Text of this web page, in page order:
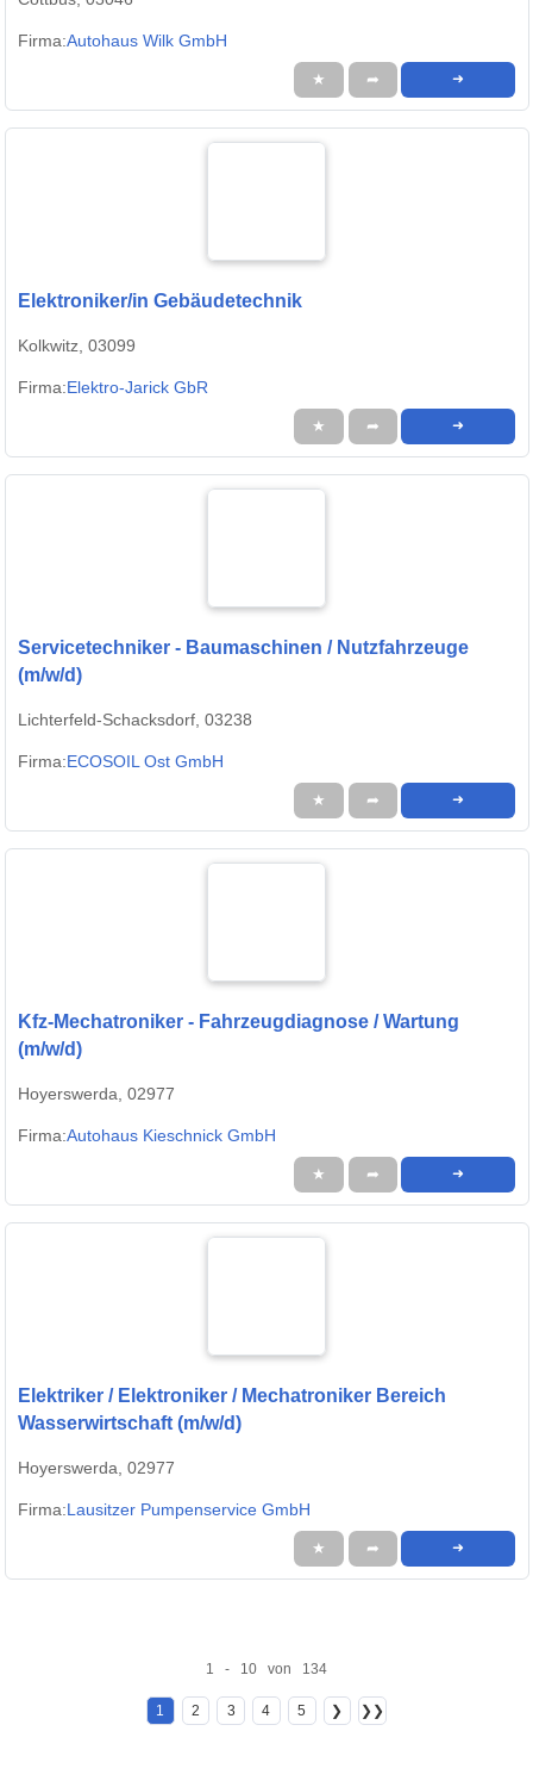
Firma:Autohaus Wilk GmbH
★ ➦ ➜
Elektroniker/in Gebäudetechnik
Kolkwitz, 03099
Firma:Elektro-Jarick GbR
★ ➦ ➜
Servicetechniker - Baumaschinen / Nutzfahrzeuge
(m/w/d)
Lichterfeld-Schacksdorf, 03238
Firma:ECOSOIL Ost GmbH
★ ➦ ➜
Kfz-Mechatroniker - Fahrzeugdiagnose / Wartung
(m/w/d)
Hoyerswerda, 02977
Firma:Autohaus Kieschnick GmbH
★ ➦ ➜
Elektriker / Elektroniker / Mechatroniker Bereich
Wasserwirtschaft (m/w/d)
Hoyerswerda, 02977
Firma:Lausitzer Pumpenservice GmbH
★ ➦ ➜
1 - 10 von 134
1 2 3 4 5 ❯ ❯❯